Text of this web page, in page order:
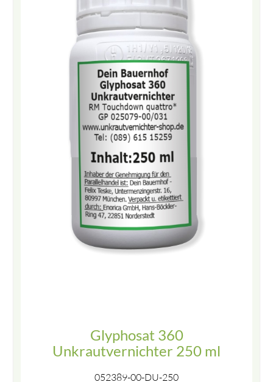
Glyphosat 360
Unkrautvernichter 250 ml
052389-00-DU-250